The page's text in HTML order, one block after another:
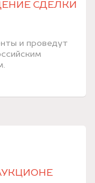
СДЕЛКИ
и проведут